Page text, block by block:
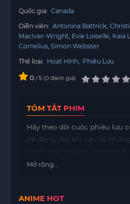
Quốc gia: Canada
Diễn viên: Antonina Battrick
MacIver-Wright Evie Loiselle Kaia
Cornelius Simon Webster
Thể loại: Hoạt Hình Phiêu Lưu
0 / 5 0 đánh giá
TÓM TẮT PHIM
Hãy theo dõi cuộc phiêu lưu
trẻ đáng yêu khi cậu và
Mở rộng...
ANIME HOT